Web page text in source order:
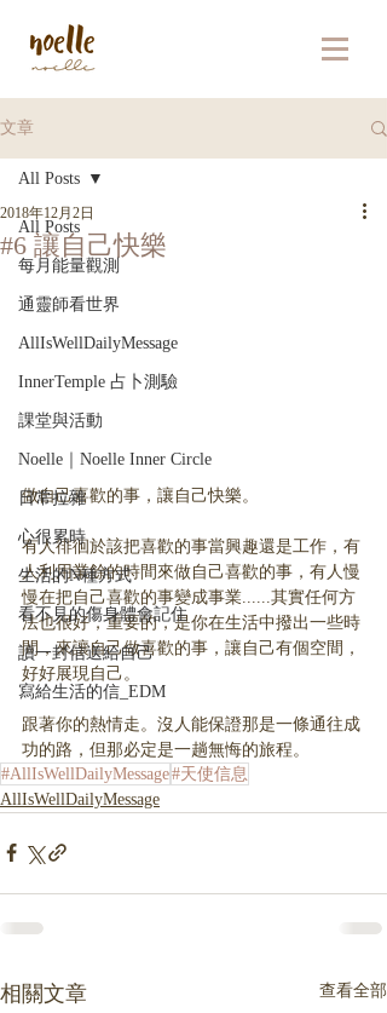
文章
All Posts
每月能量觀測
通靈師看世界
AllIsWellDailyMessage
InnerTemple 占卜測驗
課堂與活動
Noelle｜Noelle Inner Circle
日常拉雜
心很累時
生活的N種方式
看不見的傷身體會記住
讀一封信送給自己
寫給生活的信_EDM
All Posts
#6 讓自己快樂
2018年12月2日
做自己喜歡的事，讓自己快樂。
有人徘徊於該把喜歡的事當興趣還是工作，有
人利用業餘的時間來做自己喜歡的事，有人慢
慢在把自己喜歡的事變成事業......其實任何方
法也很好，重要的，是你在生活中撥出一些時
間，來讓自己做喜歡的事，讓自己有個空間，
好好展現自己。
跟著你的熱情走。沒人能保證那是一條通往成
功的路，但那必定是一趟無悔的旅程。
#AllIsWellDailyMessage#天使信息
AllIsWellDailyMessage
相關文章 查看全部